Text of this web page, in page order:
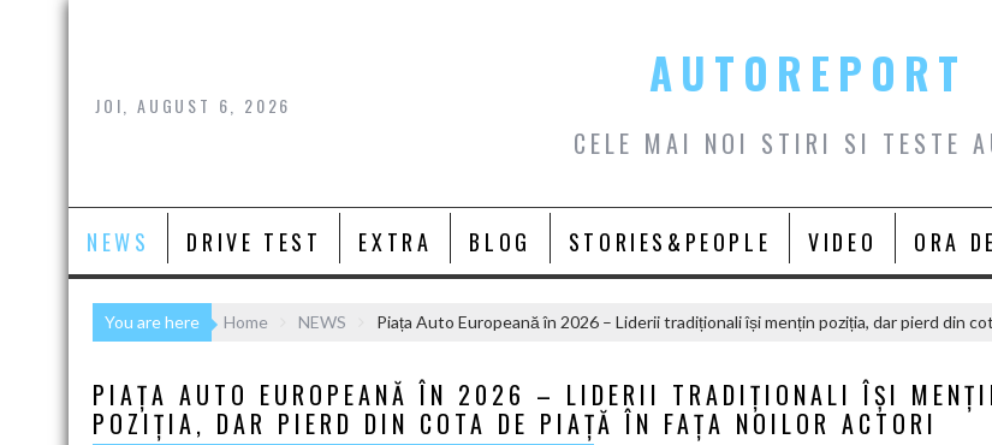
Skip
JOI, AUGUST 6, 2026
AUTOREPORT
CELE MAI NOI STIRI SI TESTE
NEWS DRIVE TEST EXTRA BLOG STORIES&PEOPLE VIDEO ORA
You are here Home NEWS Piața Auto Europeană în 2026 – Liderii tradiționali își mențin poziția, dar pierd din
PIAȚA AUTO EUROPEANĂ ÎN 2026 – LIDERII TRADIȚIONALI ÎȘI
POZIȚIA, DAR PIERD DIN COTA DE PIAȚĂ ÎN FAȚA NOILOR ACTORI